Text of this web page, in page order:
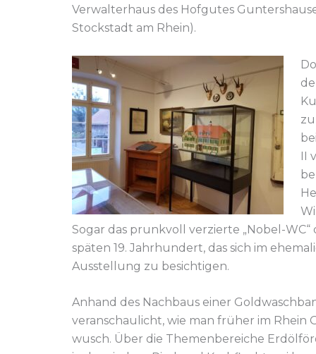
Verwalterhaus des Hofgutes
Stockstadt am Rhein).
II
Sogar das prunkvoll verzierte „Nobel-
späten 19. Jahrhundert, das sich im
Ausstellung zu besichtigen.
Anhand des Nachbaus einer
veranschaulicht, wie man früher im Rhein
wusch. Über die Themenbereiche